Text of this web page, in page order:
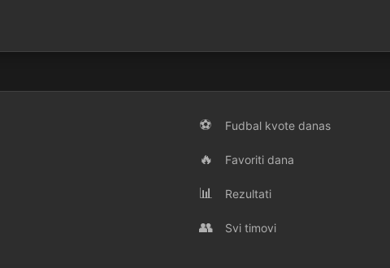
⚽ Fudbal kvote danas
🔥 Favoriti dana
📊 Rezultati
👥 Svi timovi